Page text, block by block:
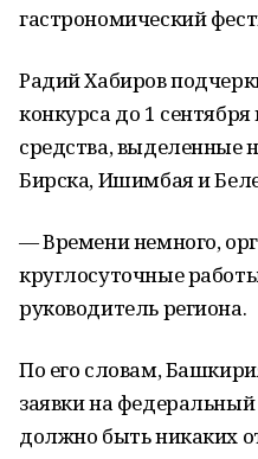
гастрономический
Радий Хабиров
конкурса до 1
средства, выделенные
Бирска, Ишимбая и
— Времени немного,
круглосуточные
руководитель региона.
По его словам,
заявки на
должно быть никаких